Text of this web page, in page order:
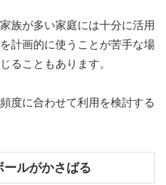
族が多い家庭には十分に活用
計画的に使うことが苦手な場
ることもあります。
度に合わせて利用を検討する
ルがかさばる